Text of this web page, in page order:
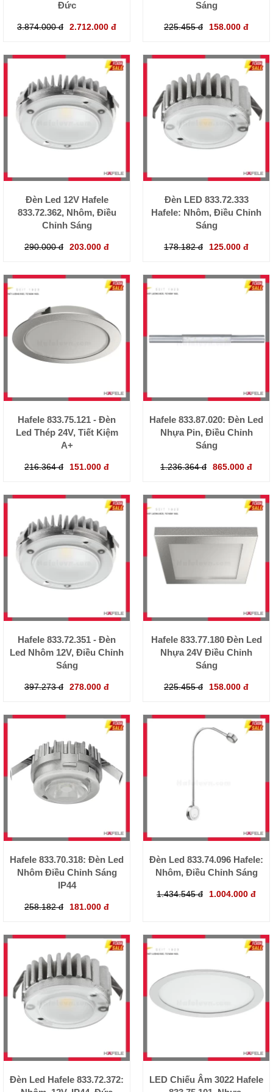
Đức
3.874.000 đ 2.712.000 đ
Sáng
225.455 đ 158.000 đ
Đèn Led 12V Hafele
833.72.362, Nhôm, Điều
Chỉnh Sáng
290.000 đ 203.000 đ
Đèn LED 833.72.333
Hafele: Nhôm, Điều Chỉnh
Sáng
178.182 đ 125.000 đ
Hafele 833.75.121 - Đèn
Led Thép 24V, Tiết Kiệm
A+
216.364 đ 151.000 đ
Hafele 833.87.020: Đèn Led
Nhựa Pin, Điều Chỉnh
Sáng
1.236.364 đ 865.000 đ
Hafele 833.72.351 - Đèn
Led Nhôm 12V, Điều Chỉnh
Sáng
397.273 đ 278.000 đ
Hafele 833.77.180 Đèn Led
Nhựa 24V Điều Chỉnh
Sáng
225.455 đ 158.000 đ
Hafele 833.70.318: Đèn Led
Nhôm Điều Chỉnh Sáng
IP44
258.182 đ 181.000 đ
Đèn Led 833.74.096 Hafele:
Nhôm, Điều Chỉnh Sáng
1.434.545 đ 1.004.000 đ
Đèn Led Hafele 833.72.372:
LED Chiếu Âm 3022 Hafele